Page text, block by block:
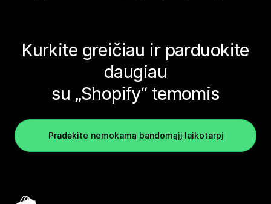
Kurkite greičiau ir parduokite
daugiau
su „Shopify“ temomis
Pradėkite nemokamą bandomąjį laikotarpį